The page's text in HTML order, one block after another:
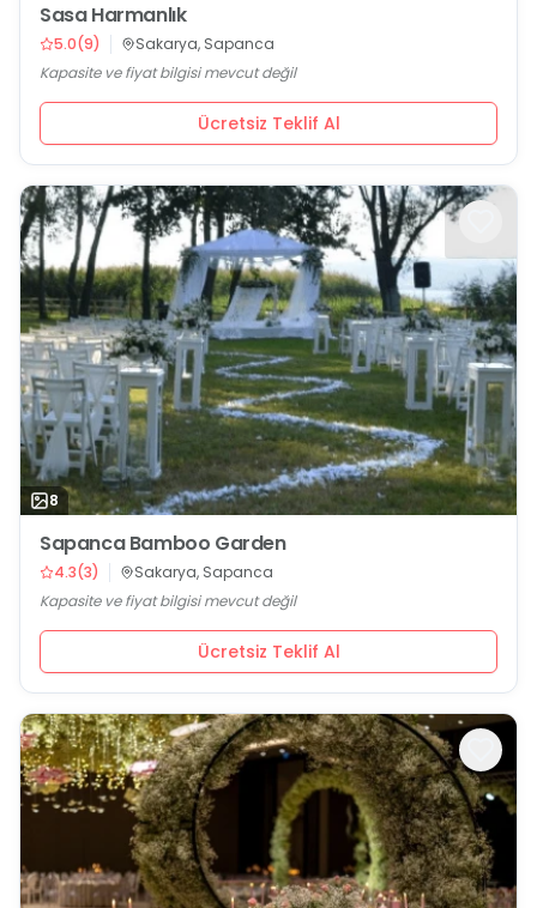
Sasa Harmanlık
5.0(9)
Sakarya, Sapanca
Kapasite ve fiyat bilgisi mevcut değil
Ücretsiz Teklif Al
8
Sapanca Bamboo Garden
4.3(3)
Sakarya, Sapanca
Kapasite ve fiyat bilgisi mevcut değil
Ücretsiz Teklif Al